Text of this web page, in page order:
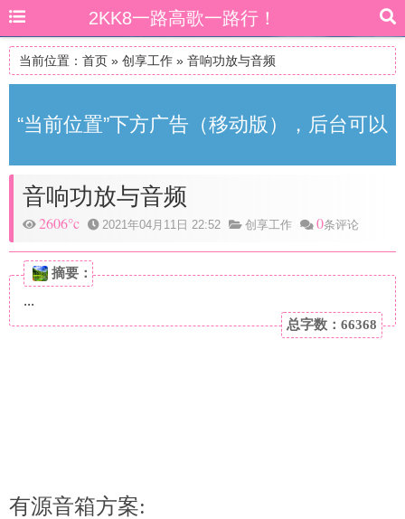
2KK8一路高歌一路行！
当前位置： 首页 » 创享工作 » 音响功放与音频
“当前位置”下方广告（移动版），后台可以
自由更改
音响功放与音频
2606°c 2021年04月11日 22:52 创享工作 0条评论
摘要：
...
总字数：66368
有源音箱方案: